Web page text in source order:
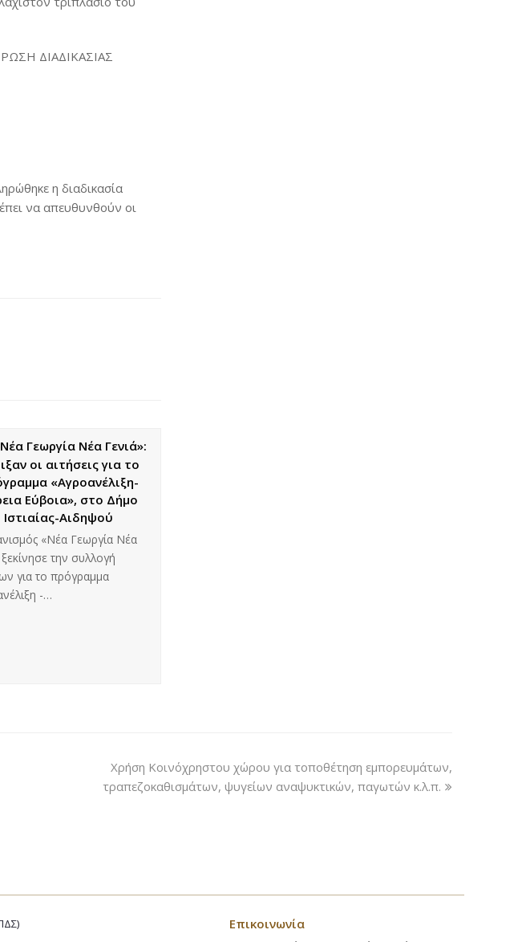
ΔΙΑΔΙΚΑΣΙΑΣ
η διαδικασία
να απευθυνθούν οι
Γεωργία Νέα Γενιά»:
οι αιτήσεις για το
«Αγροανέλιξη-
Εύβοια», στο Δήμο
Ιστιαίας-Αιδηψού
«Νέα Γεωργία Νέα
ξεκίνησε την συλλογή
για το πρόγραμμα
-…
Χρήση Κοινόχρηστου χώρου για τοποθέτηση εμπορευμάτων,
τραπεζοκαθισμάτων, ψυγείων αναψυκτικών, παγωτών κ.λ.π.
Επικοινωνία